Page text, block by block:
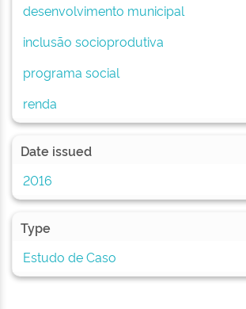
desenvolvimento municipal
inclusão socioprodutiva
programa social
renda
Date issued
2016
Type
Estudo de Caso